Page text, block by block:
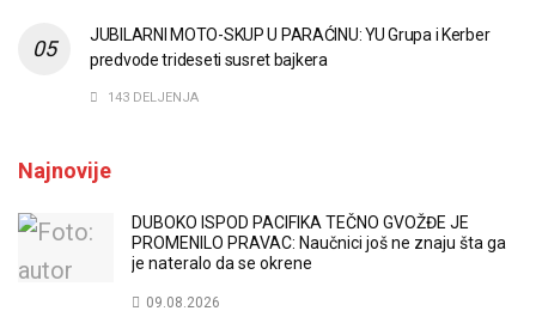
JUBILARNI MOTO-SKUP U PARAĆINU: YU Grupa i Kerber
predvode trideseti susret bajkera
143 DELJENJA
Najnovije
DUBOKO ISPOD PACIFIKA TEČNO GVOŽĐE JE
PROMENILO PRAVAC: Naučnici još ne znaju šta ga
je nateralo da se okrene
09.08.2026